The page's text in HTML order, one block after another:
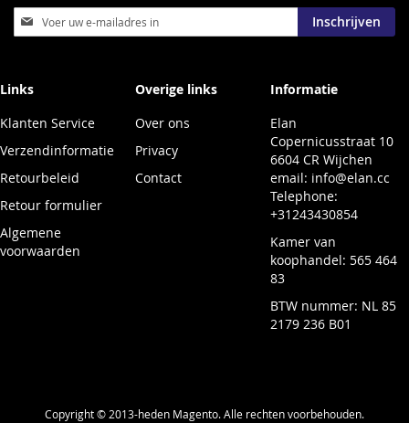
Abonneer
u
nieuwsbrief
Inschrijven
Links
Klanten Service
Verzendinformatie
Retourbeleid
Retour formulier
Algemene
voorwaarden
Overige links
Over ons
Privacy
Contact
Informatie
Elan
Copernicusstraat 10
6604 CR Wijchen
email: info@elan.cc
Telephone:
+31243430854
Kamer van
koophandel: 565 464
83
BTW nummer: NL 85
2179 236 B01
Copyright © 2013-heden Magento. Alle rechten voorbehouden.